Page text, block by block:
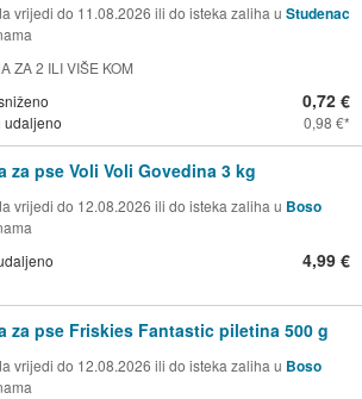
vrijedi do 11.08.2026 ili do isteka zaliha u Studenac
ZA 2 ILI VIŠE KOM
udaljeno
0,72 €
0,98 €
za pse Voli Voli Govedina 3 kg
vrijedi do 12.08.2026 ili do isteka zaliha u Boso
4,99 €
za pse Friskies Fantastic piletina 500 g
vrijedi do 12.08.2026 ili do isteka zaliha u Boso